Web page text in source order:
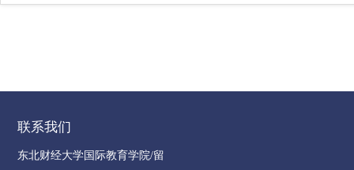
联系我们
东北财经大学国际教育学院/留